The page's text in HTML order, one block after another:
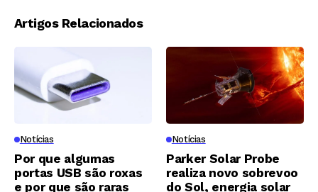
Artigos Relacionados
Notícias
Por que algumas
portas USB são roxas
e por que são raras
Notícias
Parker Solar Probe
realiza novo sobrevoo
do Sol, energia solar